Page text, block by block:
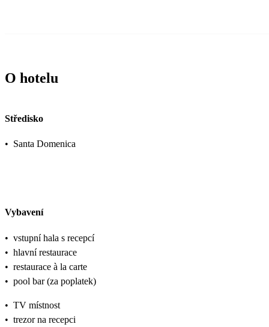
O hotelu
Středisko
• Santa Domenica
Vybavení
• vstupní hala s recepcí
• hlavní restaurace
• restaurace à la carte
• pool bar (za poplatek)
• TV místnost
• trezor na recepci